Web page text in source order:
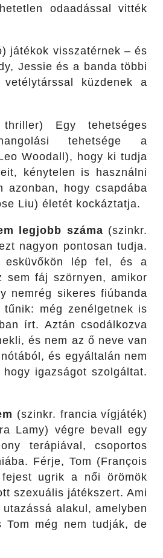
odaadással vitték
játékok visszatérnek – és
Jessie és a banda többi
küzdenek a
Egy tehetséges
tehetsége a
Woodall), hogy ki tudja
kénytelen is használni
azonban, hogy csapdába
Liu) életét kockáztatja.
legjobb száma (szinkr.
nagyon pontosan tudja.
lép fel, és a
sem fáj szörnyen, amikor
nemrég sikeres fiúbanda
még zenélgetnek is
írt. Aztán csodálkozva
és nem az ő neve van
és egyáltalán nem
igazságot szolgáltat.
(szinkr. francia vígjáték)
Lamy) végre bevall egy
terápiával, csoportos
Férje, Tom (François
ugrik a női örömök
szexuális játékszert. Ami
alakul, amelyben
még nem tudják, de